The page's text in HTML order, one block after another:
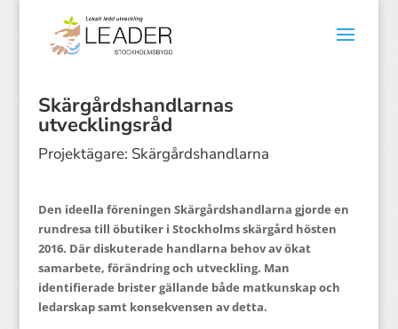
Skärgårdshandlarnas
utvecklingsråd
Projektägare: Skärgårdshandlarna
Den ideella föreningen Skärgårdshandlarna gjorde en
rundresa till öbutiker i Stockholms skärgård hösten
2016. Där diskuterade handlarna behov av ökat
samarbete, förändring och utveckling. Man
identifierade brister gällande både matkunskap och
ledarskap samt konsekvensen av detta.